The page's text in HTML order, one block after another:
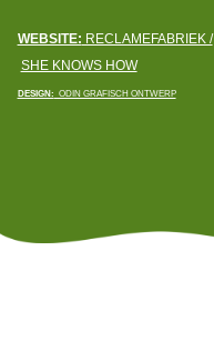
WEBSITE: RECLAMEFABRIEK /
SHE KNOWS HOW
DESIGN: ODIN GRAFISCH ONTWERP